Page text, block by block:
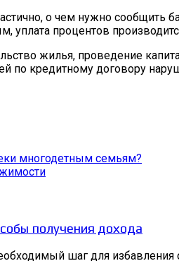
о чем нужно сообщить
уплата процентов
жилья, проведение
по кредитному договору
многодетным семьям?
получения дохода
шаг для